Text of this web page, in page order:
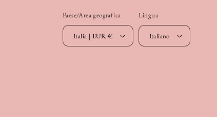
Paese/Area geografica
Italia | EUR €
Lingua
Italiano